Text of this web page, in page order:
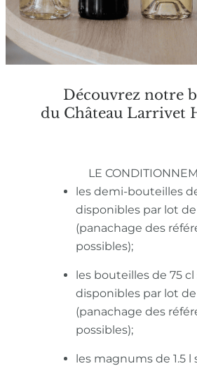
Découvrez notre
du Château Larrivet
LE
les demi-bouteilles
disponibles par lot
(panachage des
possibles);
les bouteilles de 75
disponibles par lot
(panachage des
possibles);
les magnums de 1.5 l